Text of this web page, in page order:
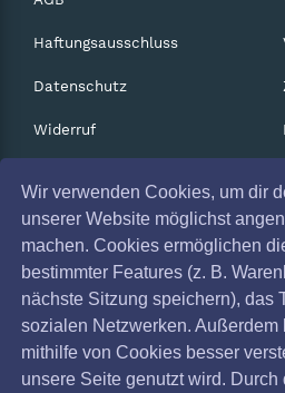
Wir verwenden Cookies, um dir
unserer Website möglichst
machen. Cookies ermöglichen
bestimmter Features (z. B.
nächste Sitzung speichern), das
sozialen Netzwerken. Außerdem
mithilfe von Cookies besser
unsere Seite genutzt wird. Durch
Haftungsausschluss
Datenschutz
Widerruf
Absagen